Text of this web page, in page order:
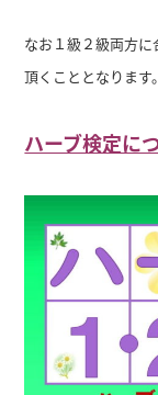
なお１級２級両方
頂くこととなります。
ハーブ検定に